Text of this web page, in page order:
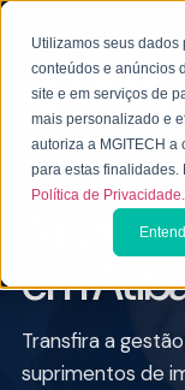
Utilizamos seus
conteúdos e anúncios
site e em serviços de
mais personalizado e
autoriza a MGITECH
para estas finalidades.
Política de Privacidade.
ALUGUEL DE
em
Transfira a
suprimentos de